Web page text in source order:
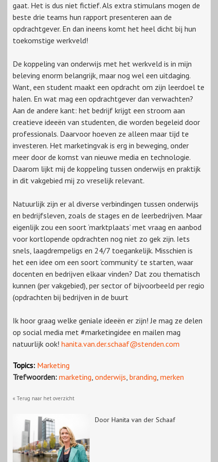
gaat. Het is dus niet fictief. Als extra stimulans mogen de
beste drie teams hun rapport presenteren aan de
opdrachtgever. En dan ineens komt het heel dicht bij hun
toekomstige werkveld!
De koppeling van onderwijs met het werkveld is in mijn
beleving enorm belangrijk, maar nog wel een uitdaging.
Want, een student maakt een opdracht om zijn leerdoel te
halen. En wat mag een opdrachtgever dan verwachten?
Aan de andere kant: het bedrijf krijgt een stroom aan
creatieve ideeën van studenten, die worden begeleid door
professionals. Daarvoor hoeven ze alleen maar tijd te
investeren. Het marketingvak is erg in beweging, onder
meer door de komst van nieuwe media en technologie.
Daarom lijkt mij de koppeling tussen onderwijs en praktijk
in dit vakgebied mij zo vreselijk relevant.
Natuurlijk zijn er al diverse verbindingen tussen onderwijs
en bedrijfsleven, zoals de stages en de leerbedrijven. Maar
eigenlijk zou een soort ‘marktplaats’ met vraag en aanbod
voor kortlopende opdrachten nog niet zo gek zijn. Iets
snels, laagdrempeligs en 24/7 toegankelijk. Misschien is
het een idee om een soort ‘community’ te starten, waar
docenten en bedrijven elkaar vinden? Dat zou thematisch
kunnen (per vakgebied), per sector of bijvoorbeeld per regio
(opdrachten bij bedrijven in de buurt
Ik hoor graag welke geniale ideeën er zijn! Je mag ze delen
op social media met #marketingidee en mailen mag
natuurlijk ook! hanita.van.der.schaaf@stenden.com
Topics: Marketing
Trefwoorden: marketing, onderwijs, branding, merken
« Terug naar het overzicht
Door Hanita van der Schaaf